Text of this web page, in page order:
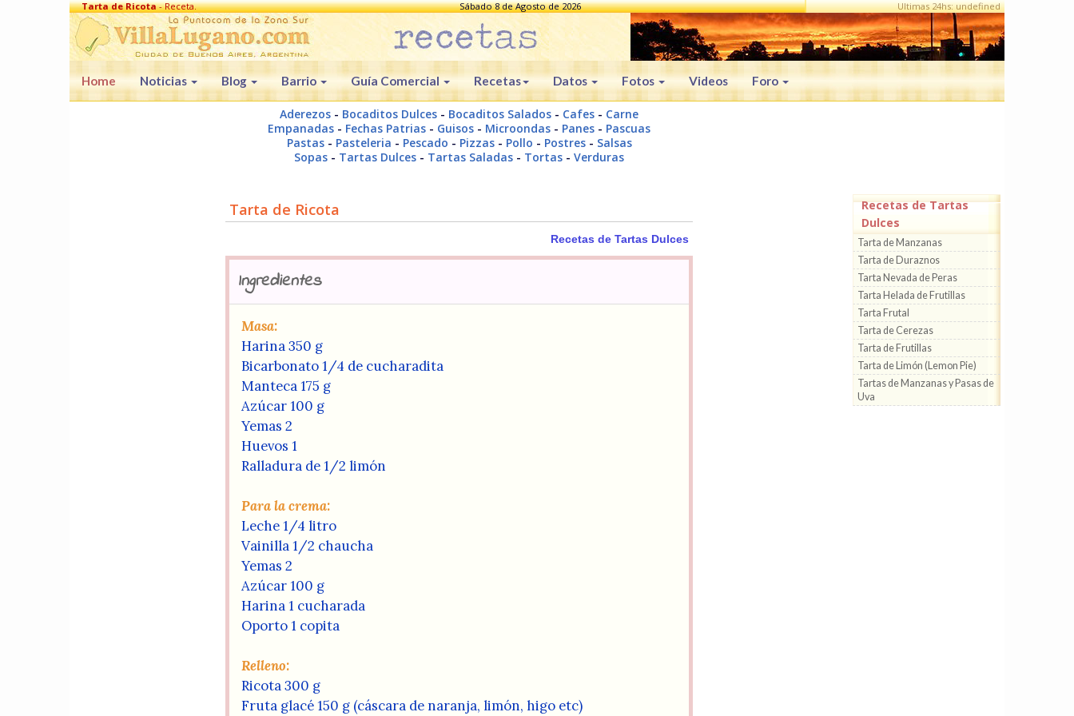
Tarta de Ricota- Receta. Sábado 8 de Agosto de 2026 Ultimas 24hs: undefined
Home Noticias Blog Barrio Guía Comercial Recetas Datos Fotos Videos Foro
Aderezos - Bocaditos Dulces - Bocaditos Salados - Cafes - Carne
Empanadas - Fechas Patrias - Guisos - Microondas - Panes - Pascuas
Pastas- Pasteleria - Pescado - Pizzas- Pollo - Postres- Salsas
Sopas - Tartas Dulces - Tartas Saladas - Tortas - Verduras
Tarta de Ricota
Recetas de Tartas Dulces
Ingredientes
Masa:
Harina 350 g
Bicarbonato 1/4 de cucharadita
Manteca 175 g
Azúcar 100 g
Yemas 2
Huevos 1
Ralladura de 1/2 limón
Para la crema:
Leche 1/4 litro
Vainilla 1/2 chaucha
Yemas 2
Azúcar 100 g
Harina 1 cucharada
Oporto 1 copita
Relleno:
Ricota 300 g
Fruta glacé 150 g (cáscara de naranja, limón, higo etc)
Recetas de Tartas
Dulces
Tarta de Manzanas
Tarta de Duraznos
Tarta Nevada de Peras
Tarta Helada de Frutillas
Tarta Frutal
Tarta de Cerezas
Tarta de Frutillas
Tarta de Limón (Lemon Pie)
Tartas de Manzanas y Pasas de
Uva